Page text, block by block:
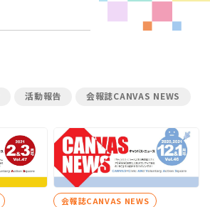
活動報告 会報誌CANVAS NEWS
会報誌CANVAS NEWS